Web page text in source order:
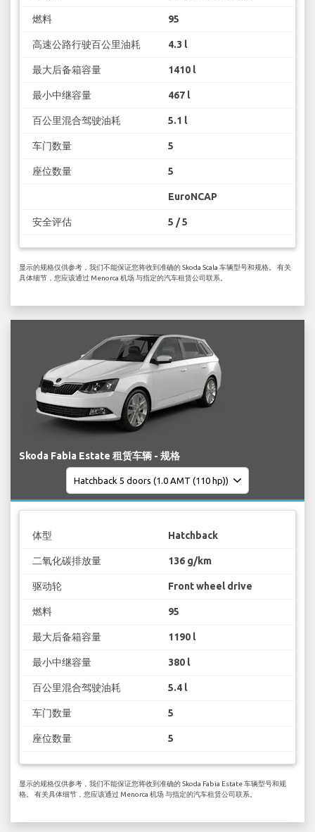
燃料 95
高速公路行驶百公里油耗 4.3 l
最大后备箱容量 1410 l
最小中继容量 467 l
百公里混合驾驶油耗 5.1 l
车门数量 5
座位数量 5
EuroNCAP
安全评估 5 / 5
显示的规格仅供参考，我们不能保证您将收到准确的 Skoda Scala 车辆型号和规格。 有关
具体细节，您应该通过 Menorca 机场 与指定的汽车租赁公司联系。
Skoda Fabia Estate 租赁车辆 - 规格
体型 Hatchback
二氧化碳排放量 136 g/km
驱动轮 Front wheel drive
燃料 95
最大后备箱容量 1190 l
最小中继容量 380 l
百公里混合驾驶油耗 5.4 l
车门数量 5
座位数量 5
显示的规格仅供参考，我们不能保证您将收到准确的 Skoda Fabia Estate 车辆型号和规
格。 有关具体细节，您应该通过 Menorca 机场 与指定的汽车租赁公司联系。